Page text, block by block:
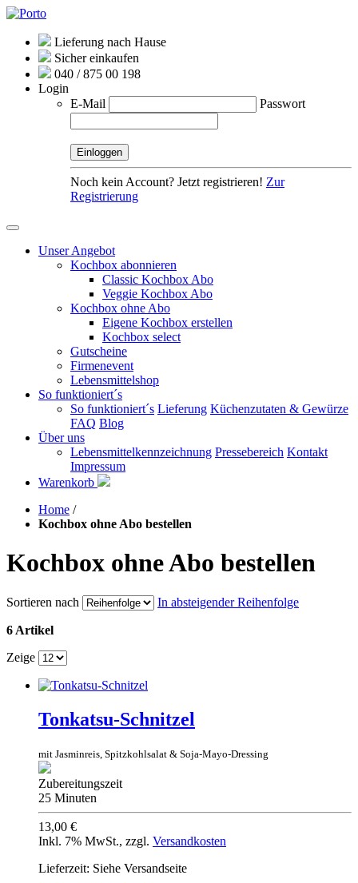
Lieferung nach Hause
Sicher einkaufen
040 / 875 00 198
Login
E-Mail
Passwort
Noch kein Account? Jetzt registrieren! Zur
Registrierung
Unser Angebot
Kochbox abonnieren
Classic Kochbox Abo
Veggie Kochbox Abo
Kochbox ohne Abo
Eigene Kochbox erstellen
Kochbox select
Gutscheine
Firmenevent
Lebensmittelshop
So funktioniert´s
So funktioniert´s Lieferung Küchenzutaten & Gewürze
FAQ Blog
Über uns
Lebensmittelkennzeichnung Pressebereich Kontakt
Impressum
Warenkorb
Home /
Kochbox ohne Abo bestellen
Kochbox ohne Abo bestellen
Sortieren nach In absteigender Reihenfolge
6 Artikel
Zeige
Tonkatsu-Schnitzel
mit Jasminreis, Spitzkohlsalat & Soja-Mayo-Dressing
Zubereitungszeit
25 Minuten
13,00 €
Inkl. 7% MwSt., zzgl. Versandkosten
Lieferzeit: Siehe Versandseite